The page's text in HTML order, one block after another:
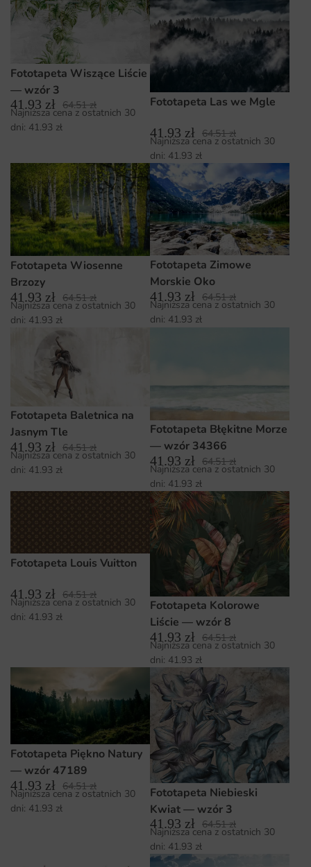
Fototapeta Wiszące Liście
— wzór 3
41.93 zł 64.51zł
Najniższa cena z ostatnich 30
dni: 41.93 zł
Fototapeta Las we Mgle
41.93 zł 64.51zł
Najniższa cena z ostatnich 30
dni: 41.93 zł
Fototapeta Wiosenne
Brzozy
41.93 zł 64.51zł
Najniższa cena z ostatnich 30
dni: 41.93 zł
Fototapeta Zimowe
Morskie Oko
41.93 zł 64.51zł
Najniższa cena z ostatnich 30
dni: 41.93 zł
Fototapeta Baletnica na
Jasnym Tle
41.93 zł 64.51zł
Najniższa cena z ostatnich 30
dni: 41.93 zł
Fototapeta Błękitne Morze
— wzór 34366
41.93 zł 64.51zł
Najniższa cena z ostatnich 30
dni: 41.93 zł
Fototapeta Louis Vuitton
41.93 zł 64.51zł
Najniższa cena z ostatnich 30
dni: 41.93 zł
Fototapeta Kolorowe
Liście — wzór 8
41.93 zł 64.51zł
Najniższa cena z ostatnich 30
dni: 41.93 zł
Fototapeta Piękno Natury
— wzór 47189
41.93 zł 64.51zł
Najniższa cena z ostatnich 30
dni: 41.93 zł
Fototapeta Niebieski
Kwiat — wzór 3
41.93 zł 64.51zł
Najniższa cena z ostatnich 30
dni: 41.93 zł